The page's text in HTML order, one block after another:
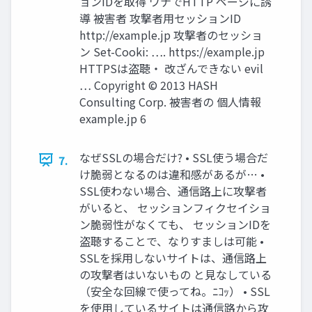
導 被害者 攻撃者用セッションID
http://example.jp 攻撃者のセッショ
ン Set-Cooki: …. https://example.jp
HTTPSは盗聴・ 改ざんできない evil
… Copyright © 2013 HASH
Consulting Corp. 被害者の 個人情報
example.jp 6
7.
なぜSSLの場合だけ? • SSL使う場合だ
け脆弱となるのは違和感があるが… •
SSL使わない場合、通信路上に攻撃者
がいると、 セッションフィクセイショ
ン脆弱性がなくても、 セッションIDを
盗聴することで、なりすましは可能 •
SSLを採用しないサイトは、通信路上
の攻撃者はいないもの と見なしている
（安全な回線で使ってね。ﾆｺｯ） • SSL
を使用しているサイトは通信路から攻